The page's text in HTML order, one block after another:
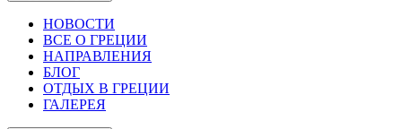
НОВОСТИ
ВСЕ О ГРЕЦИИ
НАПРАВЛЕНИЯ
БЛОГ
ОТДЫХ В ГРЕЦИИ
ГАЛЕРЕЯ